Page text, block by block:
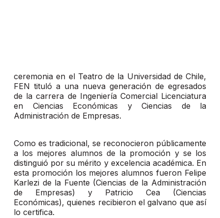
ceremonia en el Teatro de la Universidad de Chile,
FEN tituló a una nueva generación de egresados
de la carrera de Ingeniería Comercial Licenciatura
en Ciencias Económicas y Ciencias de la
Administración de Empresas.
Como es tradicional, se reconocieron públicamente
a los mejores alumnos de la promoción y se los
distinguió por su mérito y excelencia académica. En
esta promoción los mejores alumnos fueron Felipe
Karlezi de la Fuente (Ciencias de la Administración
de Empresas) y Patricio Cea (Ciencias
Económicas), quienes recibieron el galvano que así
lo certifica.